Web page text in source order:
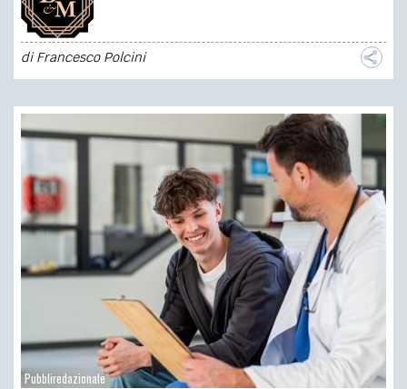
diFrancesco Polcini
Pubbliredazionale